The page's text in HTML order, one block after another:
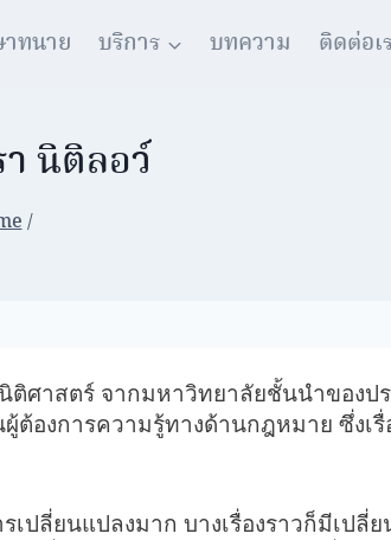
ทนาย บริการ บทความ ติดต่อเ
า นิติลอว์
/
ศาสตร์ จากมหาวิทยาลัยชั้นนำของปร
องการความรู้ทางด้านกฎหมาย ซึ่งเ
ลี่ยนแปลงมาก บางเรื่องราวก็มีเปลี่ย